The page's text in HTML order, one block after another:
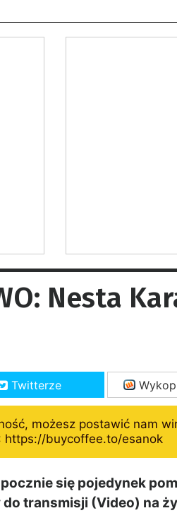
Nesta
Twitterze
możesz postawić nam
https://buycoffee.to/esanok
się pojedynek
do transmisji (Video) na